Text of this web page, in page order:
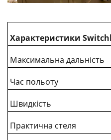
Характеристики
Максимальна дальність
Час польоту
Швидкість
Практична стеля